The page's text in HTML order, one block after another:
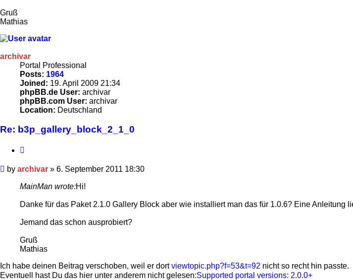
Gruß
Mathias
archivar
Portal Professional
Posts: 1964
Joined: 19. April 2009 21:34
phpBB.de User: archivar
phpBB.com User: archivar
Location: Deutschland
Re: b3p_gallery_block_2_1_0
Post
by archivar » 6. September 2011 18:30
MainMan wrote:Hi!
Danke für das Paket 2.1.0 Gallery Block aber wie installiert man das für 1.0.6? Eine
Jemand das schon ausprobiert?
Gruß
Mathias
Ich habe deinen Beitrag verschoben, weil er dortviewtopic.php?f=53&t=92 nicht so recht hin passte.
Eventuell hast Du das hier unter anderem nicht gelesen:Supported portal versions: 2.0.0+